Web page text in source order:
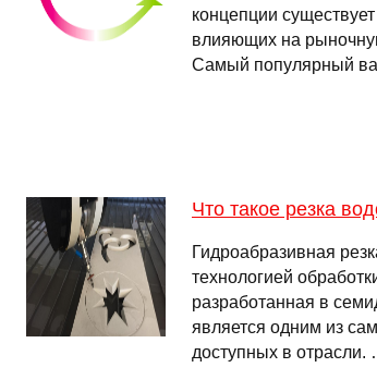
концепции
влияющих на
Самый популярный
Что такое резка
Гидроабразивная
технологией
разработанная в
является одним из
доступных в отрасли.